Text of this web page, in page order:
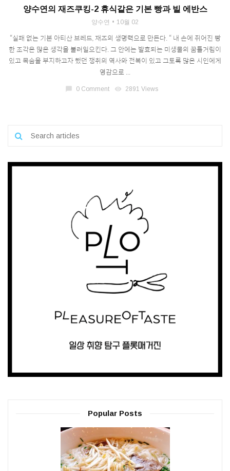
양수연의 재즈쿠킹-2 휴식같은 기본 빵과 빌 에반스
양수연 10월 02
“실패 없는 기본 아티산 브레드, 재즈의 생명력으로 만든다. “ 내 손에 쥐어진 빵
한 조각은 많은 생각을 불러일으킨다. 그 안에는 발효되는 미생물의 꿈틀거림이
있고 목숨을 부지하고자 했던 쟁취의 역사와 전복이 있고 그토록 많은 시인에게
영감으로 ...
chat_bubble 0 Comment visibility 2891 Views
Popular Posts